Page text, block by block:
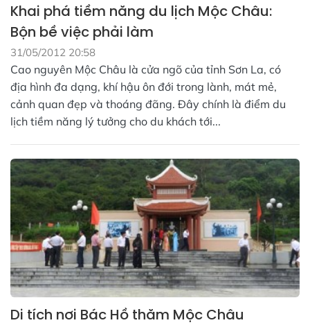
Khai phá tiềm năng du lịch Mộc Châu:
Bộn bề việc phải làm
31/05/2012 20:58
Cao nguyên Mộc Châu là cửa ngõ của tỉnh Sơn La, có
địa hình đa dạng, khí hậu ôn đới trong lành, mát mẻ,
cảnh quan đẹp và thoáng đãng. Đây chính là điểm du
lịch tiềm năng lý tưởng cho du khách tới...
Di tích nơi Bác Hồ thăm Mộc Châu